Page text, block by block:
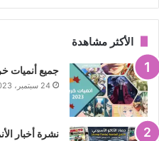
الأكثر مشاهدة
جميع أنميات خريف 2023 –
24 سبتمبر، 2023